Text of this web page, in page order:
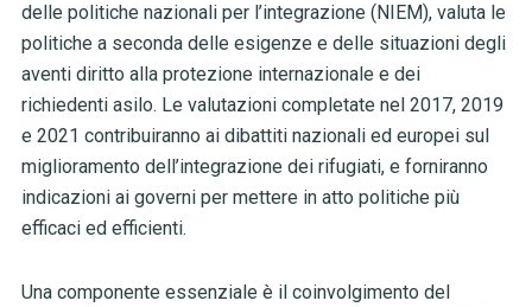
delle politiche nazionali per l’integrazione (NIEM), valuta le
politiche a seconda delle esigenze e delle situazioni degli
aventi diritto alla protezione internazionale e dei
richiedenti asilo. Le valutazioni completate nel 2017, 2019
e 2021 contribuiranno ai dibattiti nazionali ed europei sul
miglioramento dell’integrazione dei rifugiati, e forniranno
indicazioni ai governi per mettere in atto politiche più
efficaci ed efficienti.
Una componente essenziale è il coinvolgimento del